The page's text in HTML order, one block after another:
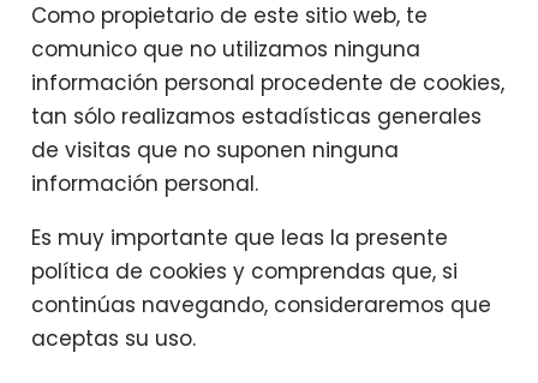
Como propietario de este sitio web, te
comunico que no utilizamos ninguna
información personal procedente de cookies,
tan sólo realizamos estadísticas generales
de visitas que no suponen ninguna
información personal.
Es muy importante que leas la presente
política de cookies y comprendas que, si
continúas navegando, consideraremos que
aceptas su uso.